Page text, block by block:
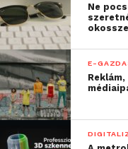
Ne
E-